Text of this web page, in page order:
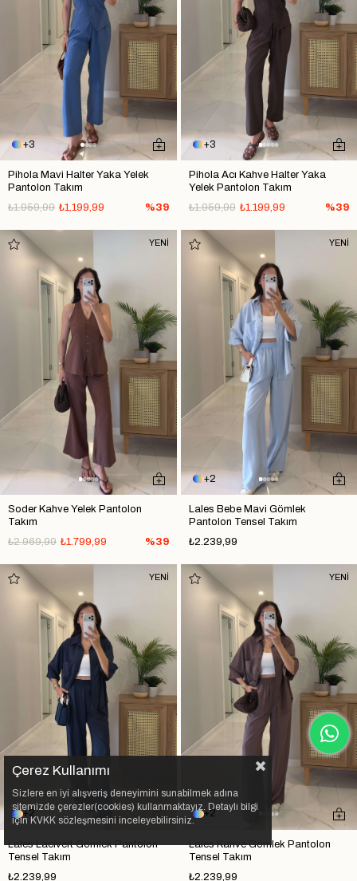
3
Pihola Mavi Halter Yaka Yelek
Pantolon Takım
₺1.199,99
₺1.959,99 %39
3
Pihola Acı Kahve Halter Yaka
Yelek Pantolon Takım
₺1.199,99
₺1.959,99 %39
Soder Kahve Yelek Pantolon
Takım
₺1.799,99
₺2.969,99 %39
YENİ
2
Lales Bebe Mavi Gömlek
Pantolon Tensel Takım
₺2.239,99
YENİ
2
Lales Lacivert Gömlek Pantolon
Tensel Takım
₺2.239,99
YENİ
2
Lales Kahve Gömlek Pantolon
Tensel Takım
₺2.239,99
YENİ
Çerez Kullanımı
Sizlere en iyi alışveriş deneyimini sunabilmek adına
sitemizde çerezler(cookies) kullanmaktayız. Detaylı bilgi
için KVKK sözleşmesini inceleyebilirsiniz.